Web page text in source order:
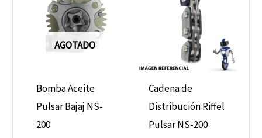
AGOTADO
Bomba Aceite
Pulsar Bajaj NS-
200
Cadena de
Distribución Riffel
Pulsar NS-200